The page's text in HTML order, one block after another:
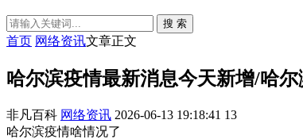
搜 索
首页 网络资讯文章正文
哈尔滨疫情最新消息今天新增/哈
非凡百科 网络资讯 2026-06-13 19:18:41 13
哈尔滨疫情啥情况了